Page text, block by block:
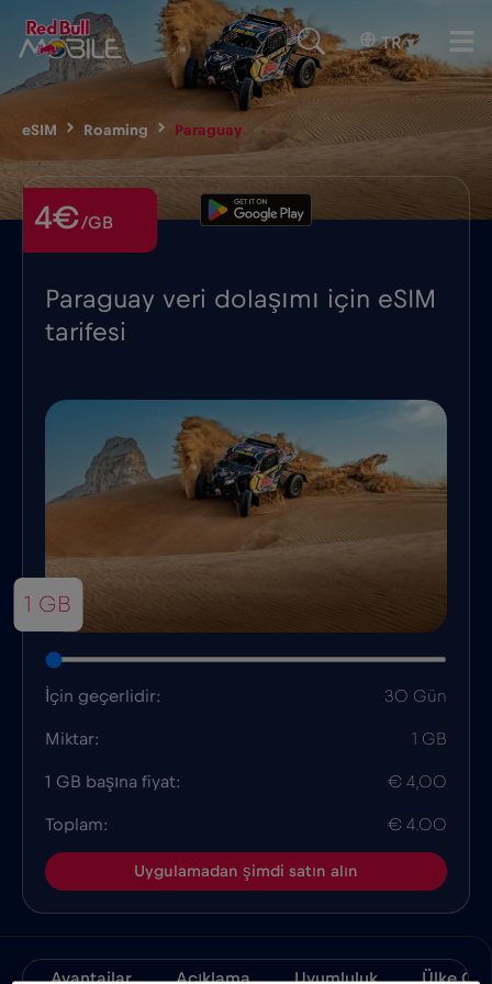
TR ▾
eSIM Roaming Paraguay
Paraguay veri dolaşımı için eSIM
tarifesi
4€/GB
1 GB
İçin geçerlidir: 30 Gün
Miktar: 1 GB
1 GB başına fiyat: € 4,00
Toplam: € 4.00
Uygulamadan şimdi satın alın
Avantajlar Açıklama Uyumluluk Ülke